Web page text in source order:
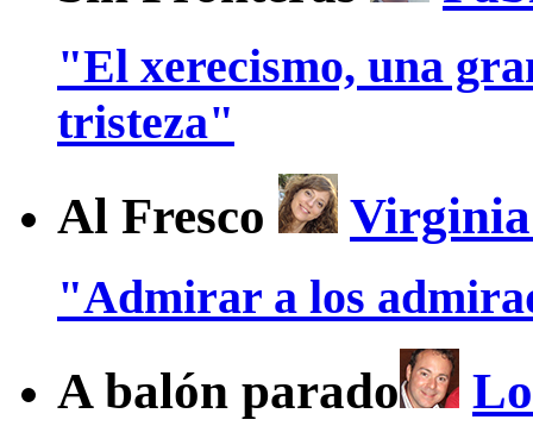
"El xerecismo, una
tristeza"
Al Fresco
"Admirar a los
A balón parado